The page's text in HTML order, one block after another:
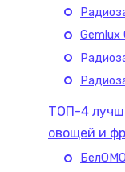
Gemlux
ТОП-4
овощей и